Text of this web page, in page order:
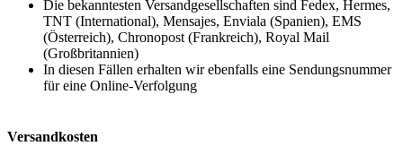
Die bekanntesten Versandgesellschaften sind Fedex, Hermes,
TNT (International), Mensajes, Enviala (Spanien), EMS
(Österreich), Chronopost (Frankreich), Royal Mail
(Großbritannien)
In diesen Fällen erhalten wir ebenfalls eine Sendungsnummer
für eine Online-Verfolgung
Versandkosten